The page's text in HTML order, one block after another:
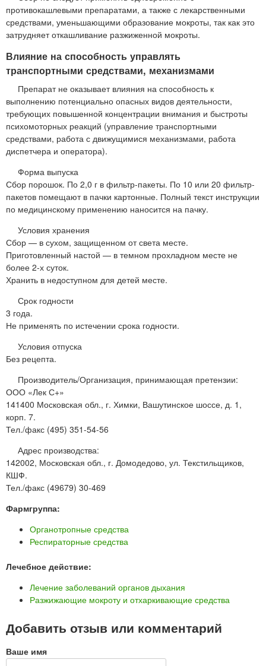
противокашлевыми препаратами, а также с лекарственными
средствами, уменьшающими образование мокроты, так как это
затрудняет откашливание разжиженной мокроты.
Влияние на способность управлять
транспортными средствами, механизмами
Препарат не оказывает влияния на способность к
выполнению потенциально опасных видов деятельности,
требующих повышенной концентрации внимания и быстроты
психомоторных реакций (управление транспортными
средствами, работа с движущимися механизмами, работа
диспетчера и оператора).
Форма выпуска
Сбор порошок. По 2,0 г в фильтр-пакеты. По 10 или 20 фильтр-
пакетов помещают в пачки картонные. Полный текст инструкции
по медицинскому применению наносится на пачку.
Условия хранения
Сбор — в сухом, защищенном от света месте.
Приготовленный настой — в темном прохладном месте не
более 2-х суток.
Хранить в недоступном для детей месте.
Срок годности
3 года.
Не применять по истечении срока годности.
Условия отпуска
Без рецепта.
Производитель/Организация, принимающая претензии:
ООО «Лек С+»
141400 Московская обл., г. Химки, Вашутинское шоссе, д. 1,
корп. 7.
Тел./факс (495) 351-54-56
Адрес производства:
142002, Московская обл., г. Домодедово, ул. Текстильщиков,
КШФ.
Тел./факс (49679) 30-469
Фармгруппа:
Органотропные средства
Респираторные средства
Лечебное действие:
Лечение заболеваний органов дыхания
Разжижающие мокроту и отхаркивающие средства
Добавить отзыв или комментарий
Ваше имя